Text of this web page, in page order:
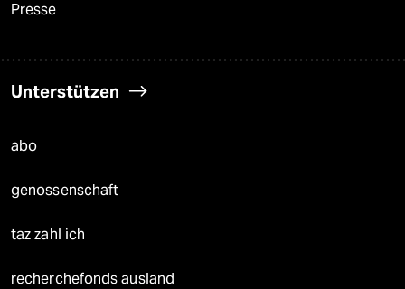
Presse
Unterstützen
abo
genossenschaft
taz zahl ich
recherchefonds ausland